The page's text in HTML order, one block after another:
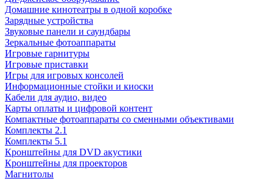
Домашние кинотеатры в одной коробке
Зарядные устройства
Звуковые панели и саундбары
Зеркальные фотоаппараты
Игровые гарнитуры
Игровые приставки
Игры для игровых консолей
Информационные стойки и киоски
Кабели для аудио, видео
Карты оплаты и цифровой контент
Компактные фотоаппараты со сменными объективами
Комплекты 2.1
Комплекты 5.1
Кронштейны для DVD акустики
Кронштейны для проекторов
Магнитолы